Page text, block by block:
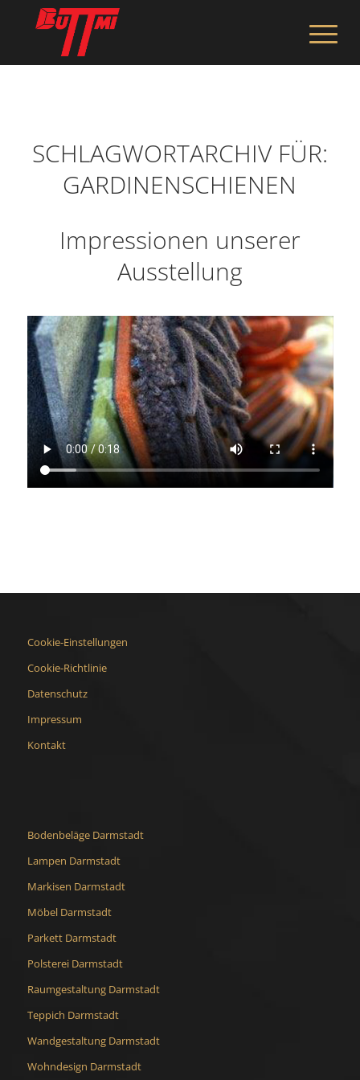
SCHLAGWORTARCHIV FÜR:
GARDINENSCHIENEN
Impressionen unserer
Ausstellung
Cookie-Einstellungen
Cookie-Richtlinie
Datenschutz
Impressum
Kontakt
Bodenbeläge Darmstadt
Lampen Darmstadt
Markisen Darmstadt
Möbel Darmstadt
Parkett Darmstadt
Polsterei Darmstadt
Raumgestaltung Darmstadt
Teppich Darmstadt
Wandgestaltung Darmstadt
Wohndesign Darmstadt